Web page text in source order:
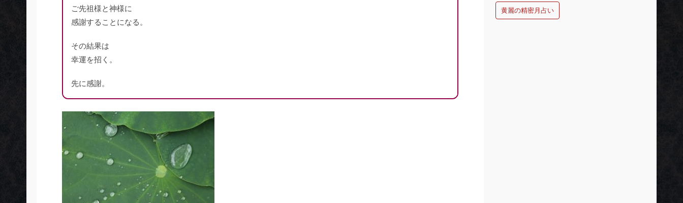
ご先祖様と神様に
感謝することになる。
その結果は
幸運を招く。
先に感謝。
黄麗の精密月占い